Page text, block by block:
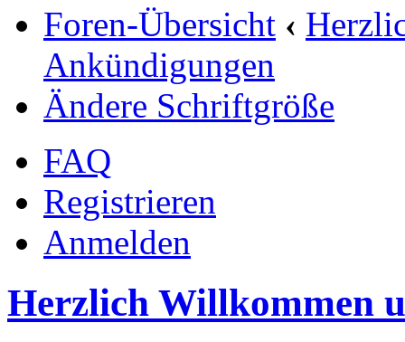
Foren-Übersicht ‹
Ankündigungen
Ändere Schriftgröße
FAQ
Registrieren
Anmelden
Herzlich Willkommen